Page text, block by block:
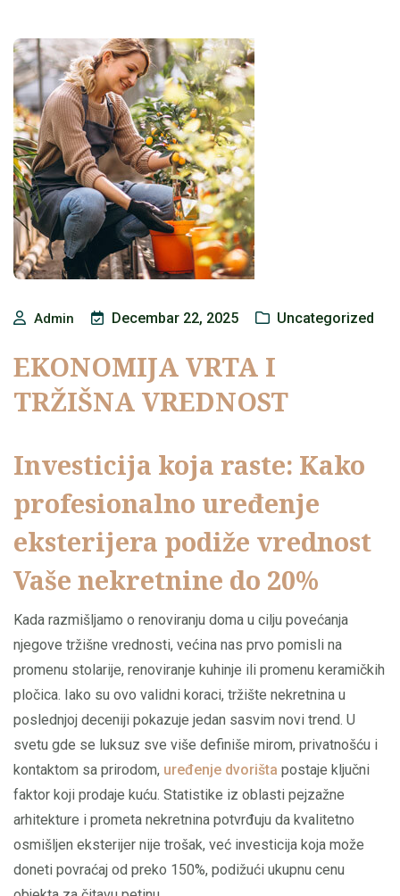
Admin Decembar 22, 2025 Uncategorized
EKONOMIJA VRTA I
TRŽIŠNA VREDNOST
Investicija koja raste: Kako
profesionalno uređenje
eksterijera podiže vrednost
Vaše nekretnine do 20%
Kada razmišljamo o renoviranju doma u cilju povećanja
njegove tržišne vrednosti, većina nas prvo pomisli na
promenu stolarije, renoviranje kuhinje ili promenu keramičkih
pločica. Iako su ovo validni koraci, tržište nekretnina u
poslednjoj deceniji pokazuje jedan sasvim novi trend. U
svetu gde se luksuz sve više definiše mirom, privatnošću i
kontaktom sa prirodom, uređenje dvorišta postaje ključni
faktor koji prodaje kuću. Statistike iz oblasti pejzažne
arhitekture i prometa nekretnina potvrđuju da kvalitetno
osmišljen eksterijer nije trošak, već investicija koja može
doneti povraćaj od preko 150%, podižući ukupnu cenu